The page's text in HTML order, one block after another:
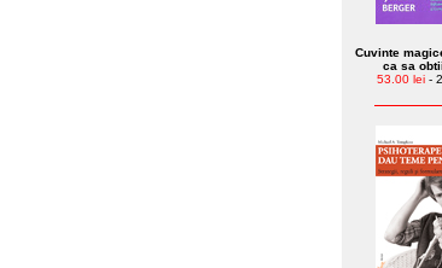
Cuvinte
ca sa
53.00 lei-